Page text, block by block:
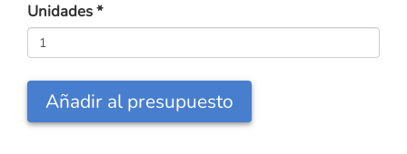
Unidades*
Añadir al presupuesto